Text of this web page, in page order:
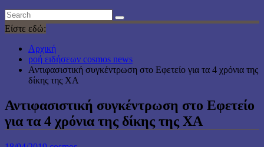
Είστε εδώ:
Αρχική
ροή ειδήσεων cosmos news
Αντιφασιστική συγκέντρωση στο Εφετείο για τα 4 χρόνια της
δίκης της ΧΑ
Αντιφασιστική συγκέντρωση στο Εφετείο
για τα 4 χρόνια της δίκης της ΧΑ